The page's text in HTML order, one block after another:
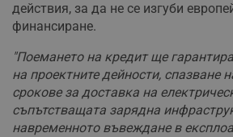
действия, за да не се изгуби
финансиране.
"Поемането на кредит ще
на проектните дейности, спазване
срокове за доставка на
съпътстващата зарядна
навременното въвеждане в